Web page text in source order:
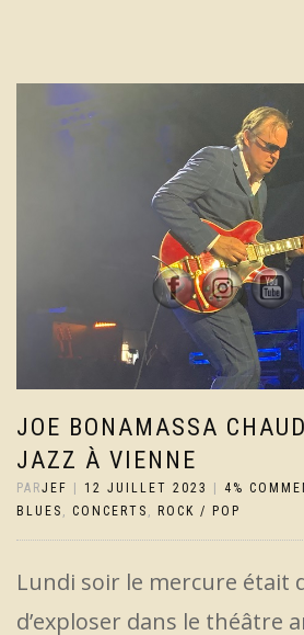
JOE BONAMASSA
JAZZ À VIENNE
PARJEF | 12 JUILLET 2023 | 4%
BLUES
CONCERTS ROCK / POP
Lundi soir le mercure était
d’exploser dans le théâtre